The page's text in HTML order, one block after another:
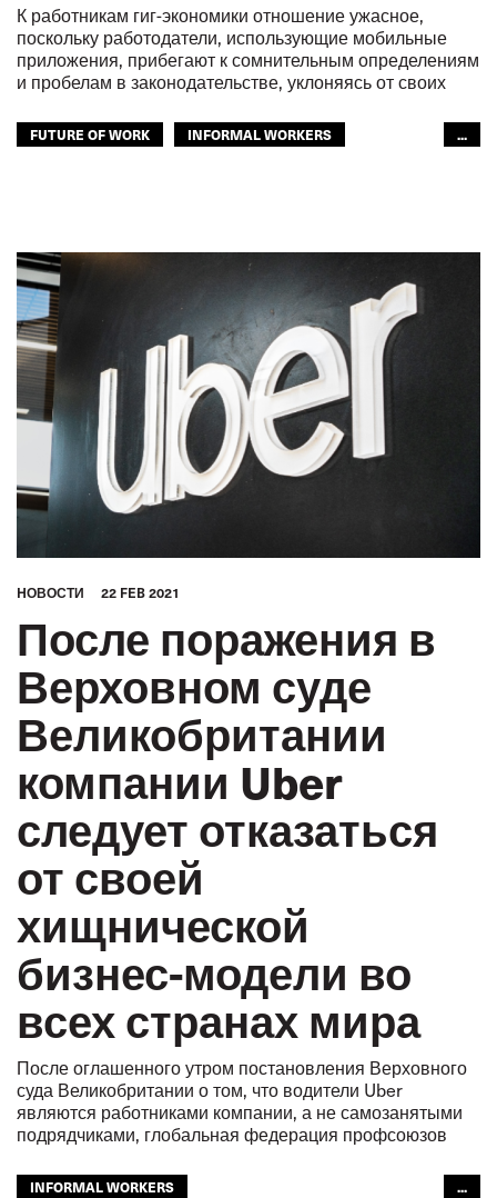
К работникам гиг-экономики отношение ужасное,
поскольку работодатели, использующие мобильные
приложения, прибегают к сомнительным определениям
и пробелам в законодательстве, уклоняясь от своих
FUTURE OF WORK
INFORMAL WORKERS
...
HОВОСТИ 22 FEB 2021
После поражения в
Верховном суде
Великобритании
компании Uber
следует отказаться
от своей
хищнической
бизнес-модели во
всех странах мира
После оглашенного утром постановления Верховного
суда Великобритании о том, что водители Uber
являются работниками компании, а не самозанятыми
подрядчиками, глобальная федерация профсоюзов
INFORMAL WORKERS
...